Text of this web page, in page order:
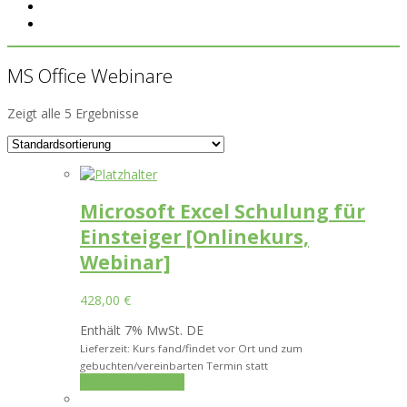
MS Office Webinare
Zeigt alle 5 Ergebnisse
Microsoft Excel Schulung für
Einsteiger [Onlinekurs,
Webinar]
428,00 €
Enthält 7% MwSt. DE
Lieferzeit: Kurs fand/findet vor Ort und zum
gebuchten/vereinbarten Termin statt